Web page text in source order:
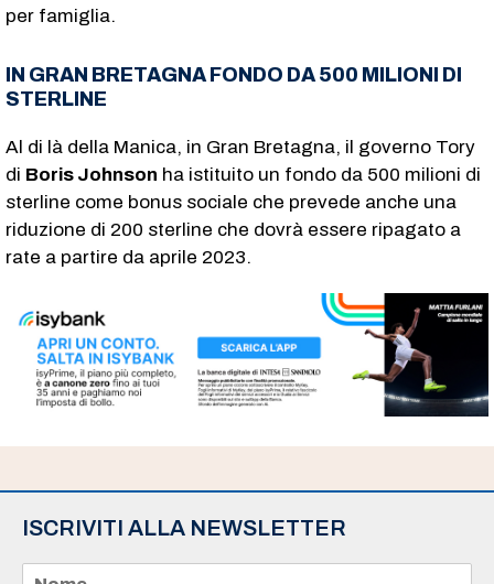
per famiglia.
IN GRAN BRETAGNA FONDO DA 500 MILIONI DI
STERLINE
Al di là della Manica, in Gran Bretagna, il governo Tory
di Boris Johnson ha istituito un fondo da 500 milioni di
sterline come bonus sociale che prevede anche una
riduzione di 200 sterline che dovrà essere ripagato a
rate a partire da aprile 2023.
ISCRIVITI ALLA NEWSLETTER